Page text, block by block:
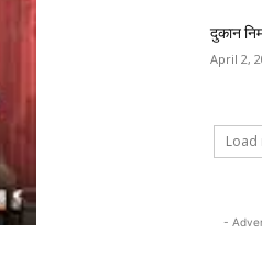
दुकान
April 2,
Load
-